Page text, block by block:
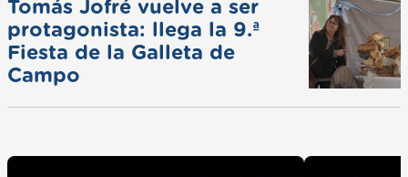
Tomás Jofré vuelve a ser
protagonista: llega la 9.ª
Fiesta de la Galleta de
Campo